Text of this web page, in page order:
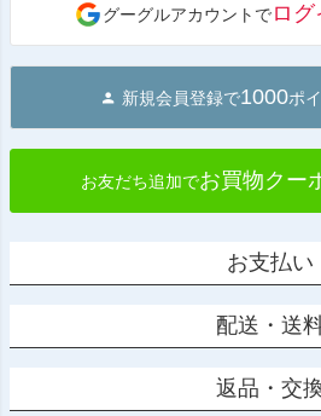
グーグルアカウントでロ
新規会員登録で1000ポ
お友だち追加でお買物クー
お支払い
配送・送
返品・交